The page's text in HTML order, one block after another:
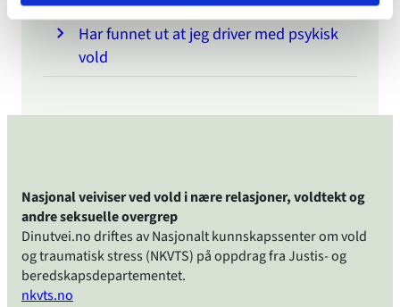
Har funnet ut at jeg driver med psykisk
vold
Nasjonal veiviser ved vold i nære relasjoner, voldtekt og
andre seksuelle overgrep
Dinutvei.no driftes av Nasjonalt kunnskapssenter om vold
og traumatisk stress (NKVTS) på oppdrag fra Justis- og
beredskapsdepartementet.
nkvts.no